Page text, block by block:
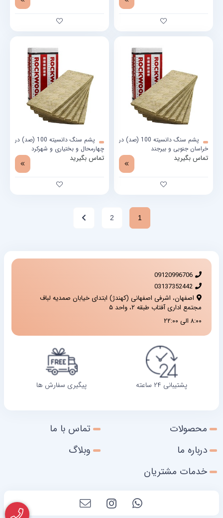
پشم سنگ دانسیته 100 (صد) در
خراسان جنوبی و بیرجند
تماس بگیرید
پشم سنگ دانسیته 100 (صد) در
چهارمحال و بختیاری و شهرکرد
تماس بگیرید
1
2
09120996706
03137352442
اصفهان، اشرفی اصفهانی (کهندژ) ابتدای خیابان صمدیه لباف
مجتمع اداری آفتاب طبقه ۲، واحد ۵
۸:۰۰ الی ۲۲:۰۰
پشتیبانی ۲۴ ساعته پیگیری سفارش ها
محصولات
تماس با ما
درباره ما
وبلاگ
خدمات مشتریان